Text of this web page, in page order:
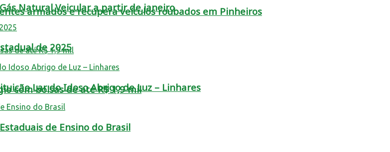
armados e recupera veículos roubados em Pinheiros
com bolsas de até R$ 1,9 mil
Natural Veicular a partir de janeiro
de 2025
Lar do Idoso Abrigo de Luz – Linhares
de Ensino do Brasil